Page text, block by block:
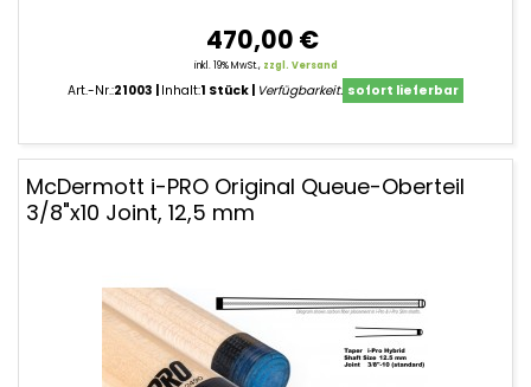
470,00 €
inkl. 19% MwSt., zzgl. Versand
Art.-Nr.:21003 Inhalt:1 Stück Verfügbarkeit: sofort lieferbar
McDermott i-PRO Original Queue-Oberteil
3/8"x10 Joint, 12,5 mm